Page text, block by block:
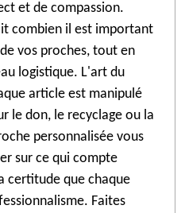
et de compassion.
combien il est important
vos proches, tout en
logistique. L'art du
article est manipulé
le don, le recyclage ou la
personnalisée vous
sur ce qui compte
certitude que chaque
Faites